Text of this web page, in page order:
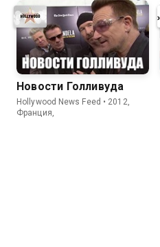
Новости Голливуда
Hollywood News Feed • 2012,
Франция,